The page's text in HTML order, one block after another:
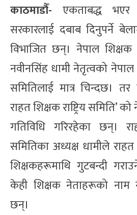
काठमाडौँ- एकताबद्ध
सरकारलाई दबाब दिनुपर्ने
विभाजित छन्। नेपाल
नवीनसिंह धामी नेतृत्वको नेपाल
समितिलाई मात्र चिन्दछ। तर
राहत शिक्षक राष्ट्रिय समिति’
गतिविधि गरिरहेका छन्।
समितिका अध्यक्ष धामीले
शिक्षकहरूमाथि गुटबन्दी
केही शिक्षक नेताहरूको नाम
छन्।